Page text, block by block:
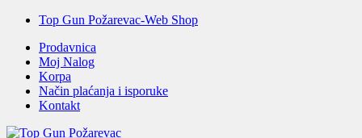
Skip
navigation
Skip
content
Top Gun Požarevac-Web Shop
Prodavnica
Moj Nalog
Korpa
Način plaćanja i isporuke
Kontakt